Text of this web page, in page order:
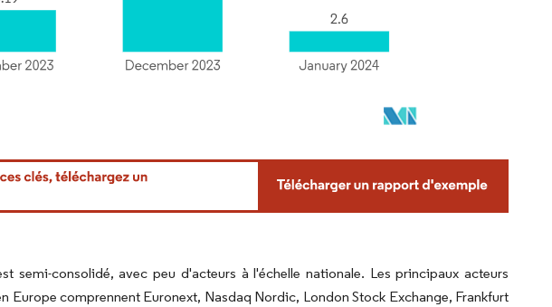
CC BY 4.0.
semi-consolidé, avec peu d'acteurs à l'échelle nationale. Les principaux acteurs
Europe comprennent Euronext, Nasdaq Nordic, London Stock Exchange, Frankfurt